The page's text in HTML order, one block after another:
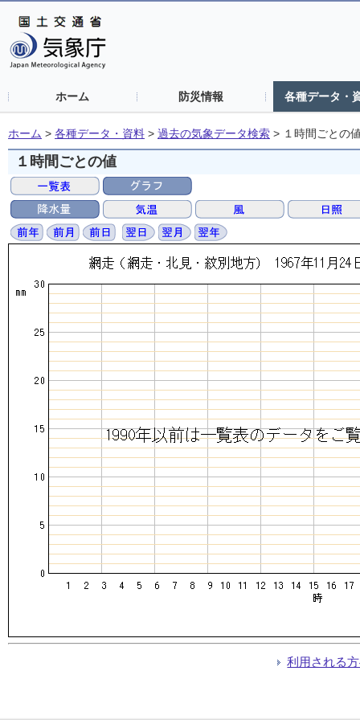
ホーム 防災情報 各種データ・
ホーム > 各種データ・資料 > 過去の気象データ検索 > １時間ごとの
１時間ごとの値
利用される